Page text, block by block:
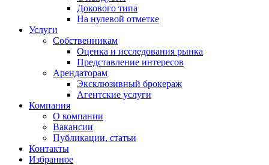
Докового типа
На нулевой отметке
Услуги
Собственникам
Оценка и исследования рынка
Представление интересов
Арендаторам
Эксклюзивный брокераж
Агентские услуги
Компания
О компании
Вакансии
Публикации, статьи
Контакты
Избранное